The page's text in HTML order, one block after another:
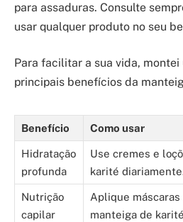
para assaduras. Consulte
usar qualquer produto no seu
Para facilitar a sua vida,
principais benefícios da
Benefício Como usar
Hidratação
profunda
Use cremes e
karité
Nutrição
capilar
Aplique
manteiga de